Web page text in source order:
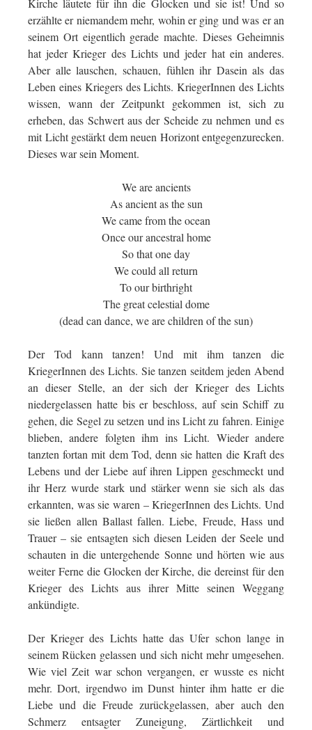
Kirche läutete für ihn die Glocken und sie ist! Und so
erzählte er niemandem mehr, wohin er ging und was er an
seinem Ort eigentlich gerade machte. Dieses Geheimnis
hat jeder Krieger des Lichts und jeder hat ein anderes.
Aber alle lauschen, schauen, fühlen ihr Dasein als das
Leben eines Kriegers des Lichts. KriegerInnen des Lichts
wissen, wann der Zeitpunkt gekommen ist, sich zu
erheben, das Schwert aus der Scheide zu nehmen und es
mit Licht gestärkt dem neuen Horizont entgegenzurecken.
Dieses war sein Moment.
We are ancients
As ancient as the sun
We came from the ocean
Once our ancestral home
So that one day
We could all return
To our birthright
The great celestial dome
(dead can dance, we are children of the sun)
Der Tod kann tanzen! Und mit ihm tanzen die
KriegerInnen des Lichts. Sie tanzen seitdem jeden Abend
an dieser Stelle, an der sich der Krieger des Lichts
niedergelassen hatte bis er beschloss, auf sein Schiff zu
gehen, die Segel zu setzen und ins Licht zu fahren. Einige
blieben, andere folgten ihm ins Licht. Wieder andere
tanzten fortan mit dem Tod, denn sie hatten die Kraft des
Lebens und der Liebe auf ihren Lippen geschmeckt und
ihr Herz wurde stark und stärker wenn sie sich als das
erkannten, was sie waren – KriegerInnen des Lichts. Und
sie ließen allen Ballast fallen. Liebe, Freude, Hass und
Trauer – sie entsagten sich diesen Leiden der Seele und
schauten in die untergehende Sonne und hörten wie aus
weiter Ferne die Glocken der Kirche, die dereinst für den
Krieger des Lichts aus ihrer Mitte seinen Weggang
ankündigte.
Der Krieger des Lichts hatte das Ufer schon lange in
seinem Rücken gelassen und sich nicht mehr umgesehen.
Wie viel Zeit war schon vergangen, er wusste es nicht
mehr. Dort, irgendwo im Dunst hinter ihm hatte er die
Liebe und die Freude zurückgelassen, aber auch den
Schmerz entsagter Zuneigung, Zärtlichkeit und